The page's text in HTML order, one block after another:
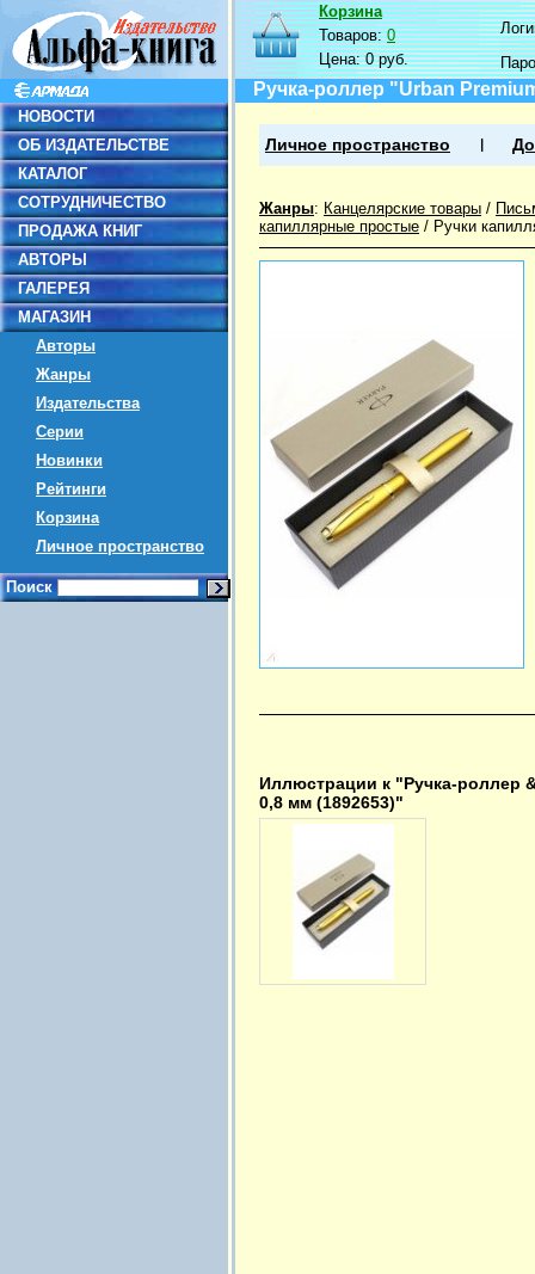
НОВОСТИ
ОБ ИЗДАТЕЛЬСТВЕ
КАТАЛОГ
СОТРУДНИЧЕСТВО
ПРОДАЖА КНИГ
АВТОРЫ
ГАЛЕРЕЯ
МАГАЗИН
Авторы
Жанры
Издательства
Серии
Новинки
Рейтинги
Корзина
Личное пространство
Поиск
Корзина
Товаров:0
Цена:0 руб.
Ручка-роллер "Urban
Личное пространство
Жанры: Канцелярские товары /
капиллярные простые / Ручки
Иллюстрации к "Ручка-роллер
0,8 мм (1892653)"